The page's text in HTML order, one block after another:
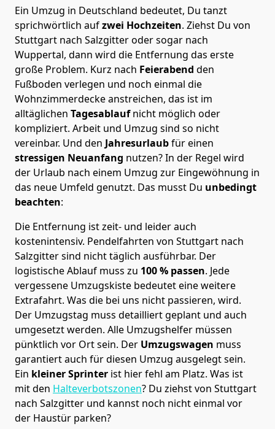
Ein Umzug in Deutschland bedeutet, Du tanzt
sprichwörtlich aufzwei Hochzeiten. Ziehst Du von
Stuttgart nach Salzgitter oder sogar nach
Wuppertal, dann wird die Entfernung das erste
große Problem. Kurz nach Feierabend den
Fußboden verlegen und noch einmal die
Wohnzimmerdecke anstreichen, das ist im
alltäglichen Tagesablaufnicht möglich oder
kompliziert. Arbeit und Umzug sind so nicht
vereinbar. Und den Jahresurlaubfür einen
stressigen Neuanfang nutzen? In der Regel wird
der Urlaub nach einem Umzug zur Eingewöhnung in
das neue Umfeld genutzt. Das musst Du unbedingt
beachten:
Die Entfernung ist zeit- und leider auch
kostenintensiv. Pendelfahrten von Stuttgart nach
Salzgitter sind nicht täglich ausführbar. Der
logistische Ablauf muss zu 100 % passen. Jede
vergessene Umzugskiste bedeutet eine weitere
Extrafahrt. Was die bei uns nicht passieren, wird.
Der Umzugstag muss detailliert geplant und auch
umgesetzt werden. Alle Umzugshelfer müssen
pünktlich vor Ort sein. Der Umzugswagen muss
garantiert auch für diesen Umzug ausgelegt sein.
Ein kleiner Sprinter ist hier fehl am Platz. Was ist
mit den Halteverbotszonen? Du ziehst von Stuttgart
nach Salzgitter und kannst noch nicht einmal vor
der Haustür parken?